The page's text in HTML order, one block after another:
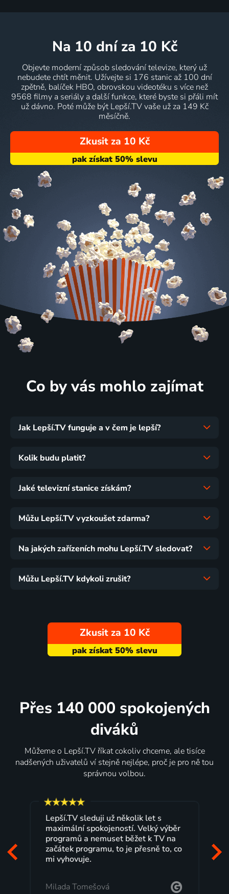
na 10 dní za 10 Kč
Objevte moderní způsob sledování televize, který už
nebudete chtít měnit. Užívejte si 176 stanic až 100 dní
zpětně, balíček HBO, obrovskou videotéku s více než
9568 filmy a seriály a další funkce, které byste si přáli mít
už dávno. Poté může být Lepší.TV vaše už za 149 Kč
měsíčně.
Zkusit za 10 Kč
Co by vás mohlo zajímat
Jak Lepší.TV funguje a v čem je lepší?
Kolik budu platit?
Jaké televizní stanice získám?
Můžu Lepší.TV vyzkoušet zdarma?
Na jakých zařízeních mohu Lepší.TV sledovat?
Můžu Lepší.TV kdykoli zrušit?
Zkusit za 10 Kč
Přes 140 000 spokojených
diváků
Můžeme o Lepší.TV říkat cokoliv chceme, ale tisíce
nadšených uživatelů ví stejně nejlépe, proč je pro ně tou
správnou volbou.
Lepší.TV sleduji už několik let s
maximální spokojeností. Velký výběr
programů a nemuset běžet k TV na
začátek programu, to je přesně to, co
mi vyhovuje.
Milada Tomešová